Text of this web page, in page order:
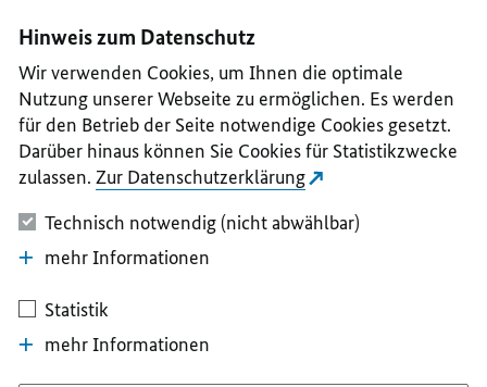
II
III
IV
V
Hinweis zum Datenschutz
Wir verwenden Cookies, um Ihnen die optimale
Nutzung unserer Webseite zu ermöglichen. Es werden
für den Betrieb der Seite notwendige Cookies gesetzt.
Darüber hinaus können Sie Cookies für Statistikzwecke
zulassen. Zur Datenschutzerklärung
Technisch notwendig (nicht abwählbar)
mehr Informationen
Statistik
mehr Informationen